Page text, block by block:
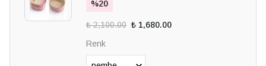
%20
₺ 2,100.00 ₺ 1,680.00
Renk